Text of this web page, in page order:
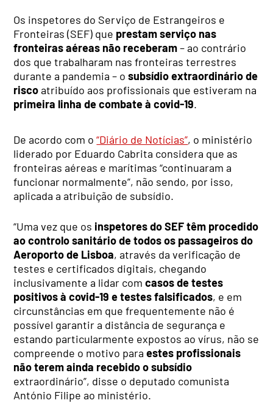
Os inspetores do Serviço de Estrangeiros e
Fronteiras (SEF) que prestam serviço nas
fronteiras aéreas não receberam– ao contrário
dos que trabalharam nas fronteiras terrestres
durante a pandemia – osubsídio extraordinário de
riscoatribuído aos profissionais que estiveram na
primeira linha de combate à covid-19.
De acordo com o“Diário de Notícias”, o ministério
liderado por Eduardo Cabrita considera que as
fronteiras aéreas e marítimas “continuaram a
funcionar normalmente”, não sendo, por isso,
aplicada a atribuição de subsídio.
“Uma vez que os inspetores do SEF têm procedido
ao controlo sanitário de todos os passageiros do
Aeroporto de Lisboa, através da verificação de
testes e certificados digitais, chegando
inclusivamente a lidar com casos de testes
positivos à covid-19 e testes falsificados, e em
circunstâncias em que frequentemente não é
possível garantir a distância de segurança e
estando particularmente expostos ao vírus, não se
compreende o motivo para estes profissionais
não terem ainda recebido o subsídio
extraordinário”, disse o deputado comunista
António Filipe ao ministério.